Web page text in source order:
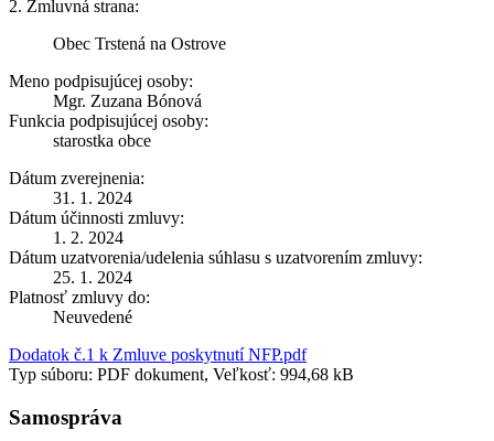
2. Zmluvná strana:
Obec Trstená na Ostrove
Meno podpisujúcej osoby:
Mgr. Zuzana Bónová
Funkcia podpisujúcej osoby:
starostka obce
Dátum zverejnenia:
31. 1. 2024
Dátum účinnosti zmluvy:
1. 2. 2024
Dátum uzatvorenia/udelenia súhlasu s uzatvorením zmluvy:
25. 1. 2024
Platnosť zmluvy do:
Neuvedené
Dodatok č.1 k Zmluve poskytnutí NFP.pdf
Typ súboru: PDF dokument, Veľkosť: 994,68 kB
Samospráva